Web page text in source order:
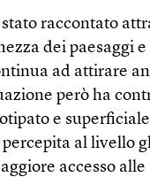
raccontato
dei paesaggi e
ad attirare
però ha
e
al livello
accesso alle